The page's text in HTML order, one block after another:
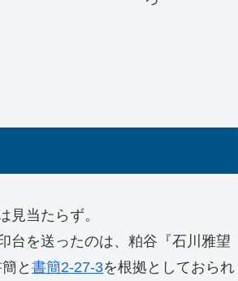
見当たらず。
台を送ったのは、粕谷『石川雅望
と 書簡2-27-3を根拠としておられ